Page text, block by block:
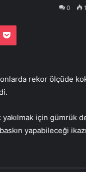
0
Pocket
rekor ölçüde
yakılmak için gümrük
yapabileceği